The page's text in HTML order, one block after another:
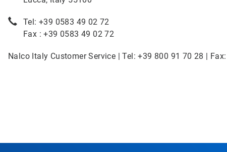
Tel: +39 0583 49 02 72
Fax : +39 0583 49 02 72
Nalco Italy Customer Service | Tel: +39 800 91 70 28 |